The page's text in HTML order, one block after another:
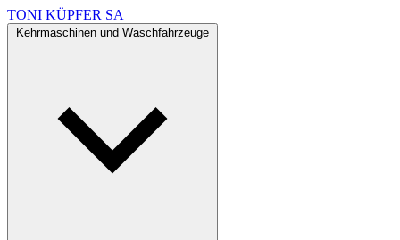
TONI KÜPFER SA